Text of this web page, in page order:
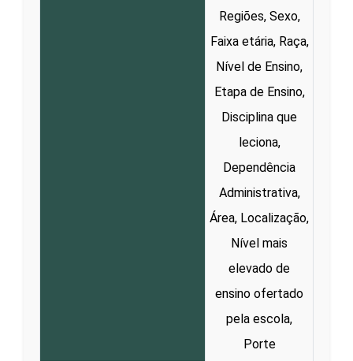
Regiões, Sexo,
Faixa etária, Raça,
Nível de Ensino,
Etapa de Ensino,
Disciplina que
leciona,
Dependência
Administrativa,
Área, Localização,
Nível mais
elevado de
ensino ofertado
pela escola,
Porte